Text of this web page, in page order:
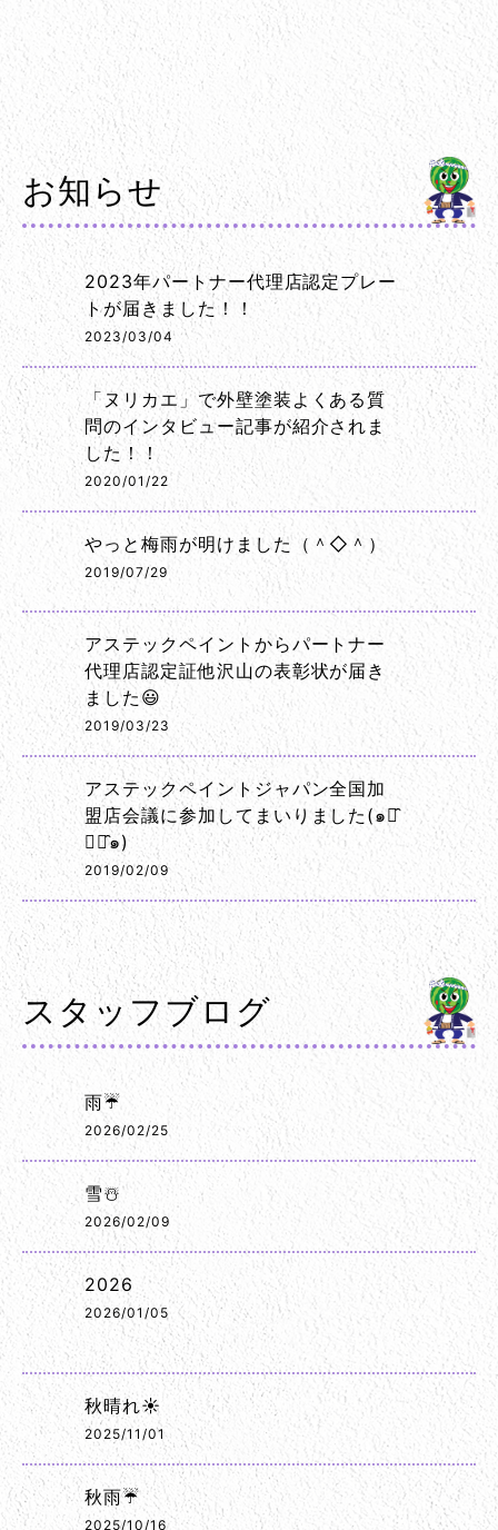
お知らせ
2023年パートナー代理店認定プレー
トが届きました！！
2023/03/04
「ヌリカエ」で外壁塗装よくある質
問のインタビュー記事が紹介されま
した！！
2020/01/22
やっと梅雨が明けました（＾◇＾）
2019/07/29
アステックペイントからパートナー
代理店認定証他沢山の表彰状が届き
ました😃
2019/03/23
アステックペイントジャパン全国加
盟店会議に参加してまいりました(๑･̑
◡･̑๑)
2019/02/09
スタッフブログ
雨☔
2026/02/25
雪☃️
2026/02/09
2026
2026/01/05
秋晴れ☀️
2025/11/01
秋雨☔
2025/10/16